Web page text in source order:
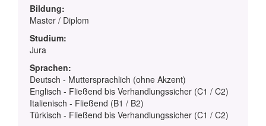
Bildung:
Master / Diplom
Studium:
Jura
Sprachen:
Deutsch - Muttersprachlich (ohne Akzent)
Englisch - Fließend bis Verhandlungssicher (C1 / C2)
Italienisch - Fließend (B1 / B2)
Türkisch - Fließend bis Verhandlungssicher (C1 / C2)